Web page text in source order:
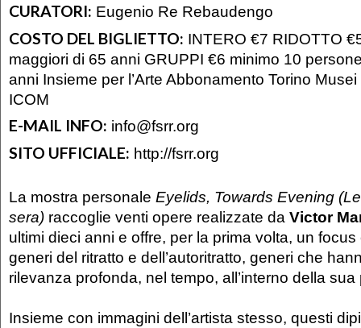
CURATORI: Eugenio Re Rebaudengo
COSTO DEL BIGLIETTO: INTERO €7 RIDOTTO
maggiori di 65 anni GRUPPI €6 minimo 10
anni Insieme per l’Arte Abbonamento Torino
ICOM
E-MAIL INFO: info@fsrr.org
SITO UFFICIALE: http://fsrr.org
La mostra personale Eyelids, Towards Evening
sera) raccoglie venti opere realizzate da Victor
ultimi dieci anni e offre, per la prima volta, un
generi del ritratto e dell’autoritratto, generi che
rilevanza profonda, nel tempo, all’interno della
Insieme con immagini dell’artista stesso, questi